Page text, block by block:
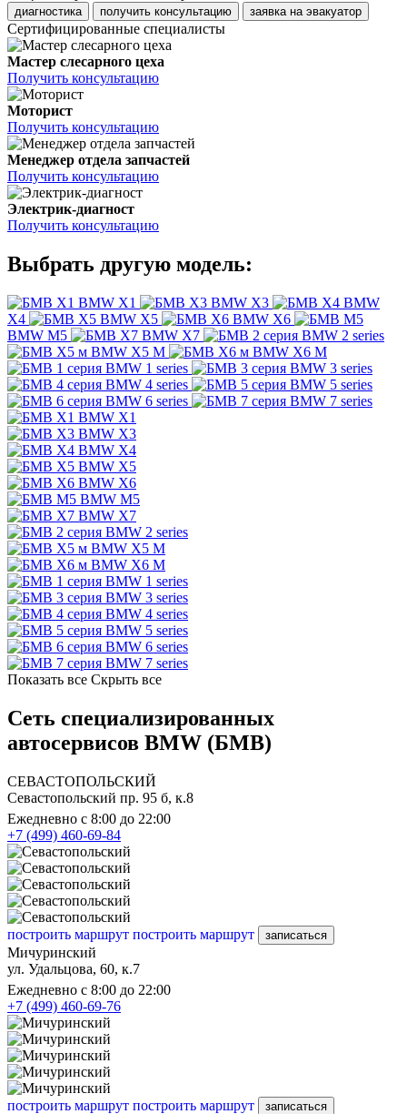
диагностика получить консультацию заявка на эвакуатор
Сертифицированные специалисты
Мастер слесарного цеха
Получить консультацию
Моторист
Получить консультацию
Менеджер отдела запчастей
Получить консультацию
Электрик-диагност
Получить консультацию
Выбрать другую модель:
BMW X1 BMW X3
BMW
X4
BMW X5
BMW X6
BMW M5
BMW X7
BMW 2 series
BMW X5 M
BMW X6 M
BMW 1 series
BMW 3 series
BMW 4 series
BMW 5 series
BMW 6 series
BMW 7 series
BMW X1
BMW X3
BMW X4
BMW X5
BMW X6
BMW M5
BMW X7
BMW 2 series
BMW X5 M
BMW X6 M
BMW 1 series
BMW 3 series
BMW 4 series
BMW 5 series
BMW 6 series
BMW 7 series
Показать все Скрыть все
Сеть специализированных
автосервисов BMW (БМВ)
СЕВАСТОПОЛЬСКИЙ
Севастопольский пр. 95 б, к.8
Ежедневно с 8:00 до 22:00
+7 (499) 460-69-84
построить маршрут построить маршрут записаться
Мичуринский
ул. Удальцова, 60, к.7
Ежедневно с 8:00 до 22:00
+7 (499) 460-69-76
построить маршрут построить маршрут записаться